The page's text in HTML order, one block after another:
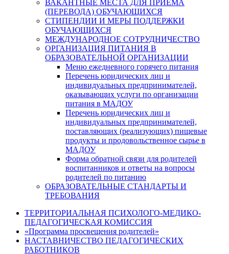
ВАКАНТНЫЕ МЕСТА ДЛЯ ПРИЕМА
(ПЕРЕВОДА) ОБУЧАЮЩИХСЯ
СТИПЕНДИИ И МЕРЫ ПОДДЕРЖКИ
ОБУЧАЮЩИХСЯ
МЕЖДУНАРОДНОЕ СОТРУДНИЧЕСТВО
ОРГАНИЗАЦИЯ ПИТАНИЯ В
ОБРАЗОВАТЕЛЬНОЙ ОРГАНИЗАЦИИ
Меню ежедневного горячего питания
Перечень юридических лиц и
индивидуальных предпринимателей,
оказывающих услуги по организации
питания в МАДОУ
Перечень юридических лиц и
индивидуальных предпринимателей,
поставляющих (реализующих) пищевые
продукты и продовольственное сырье в
МАДОУ
Форма обратной связи для родителей
воспитанников и ответы на вопросы
родителей по питанию
ОБРАЗОВАТЕЛЬНЫЕ СТАНДАРТЫ И
ТРЕБОВАНИЯ
ТЕРРИТОРИАЛЬНАЯ ПСИХОЛОГО-МЕДИКО-
ПЕДАГОГИЧЕСКАЯ КОМИССИЯ
«Программа просвещения родителей»
НАСТАВНИЧЕСТВО ПЕДАГОГИЧЕСКИХ
РАБОТНИКОВ